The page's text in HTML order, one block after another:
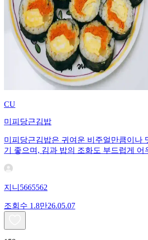
CU
미피당근김밥
미피당근김밥은 귀여운 비주얼만큼이나
기 좋으며, 김과 밥의 조화도 부드럽게
지니5665562
조회수 1.8만26.05.07